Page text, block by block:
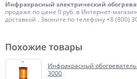
Инфракрасный электрический
продаже по цене 0 руб. в Интернет-
доставкой . Звоните по телефону +8 (800)
Похожие товары
Инфракрасный
3000